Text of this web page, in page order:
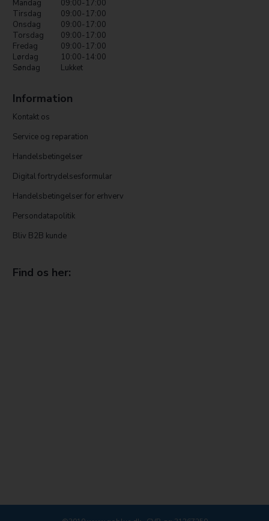
Mandag
09:00-17:00
Tirsdag
09:00-17:00
Onsdag
09:00-17:00
Torsdag
09:00-17:00
Fredag
09:00-17:00
Lørdag
10:00-14:00
Søndag
Lukket
Information
Kontakt os
Service og reparation
Handelsbetingelser
Digital fortrydelsesformular
Handelsbetingelser for erhverv
Persondatapolitik
Bliv B2B kunde
Find os her: